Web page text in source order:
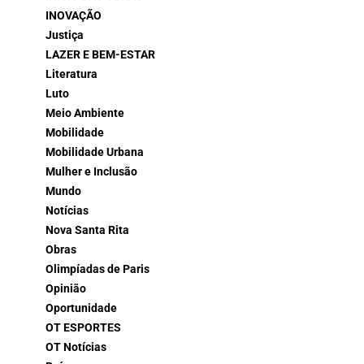
INOVAÇÃO
Justiça
LAZER E BEM-ESTAR
Literatura
Luto
Meio Ambiente
Mobilidade
Mobilidade Urbana
Mulher e Inclusão
Mundo
Notícias
Nova Santa Rita
Obras
Olimpíadas de Paris
Opinião
Oportunidade
OT ESPORTES
OT Notícias